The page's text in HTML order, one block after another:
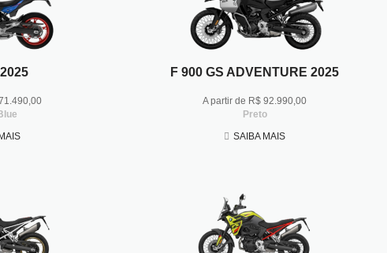
F 900 GS ADVENTURE 2025
A partir de R$ 92.990,00
Preto
SAIBA MAIS